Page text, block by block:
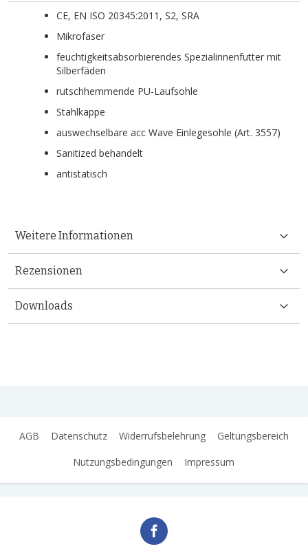
CE, EN ISO 20345:2011, S2, SRA
Mikrofaser
feuchtigkeitsabsorbierendes Spezialinnenfutter mit
Silberfäden
rutschhemmende PU-Laufsohle
Stahlkappe
auswechselbare acc Wave Einlegesohle (Art. 3557)
Sanitized behandelt
antistatisch
Weitere Informationen
Rezensionen
Downloads
AGB Datenschutz Widerrufsbelehrung
Geltungsbereich
Nutzungsbedingungen
Impressum